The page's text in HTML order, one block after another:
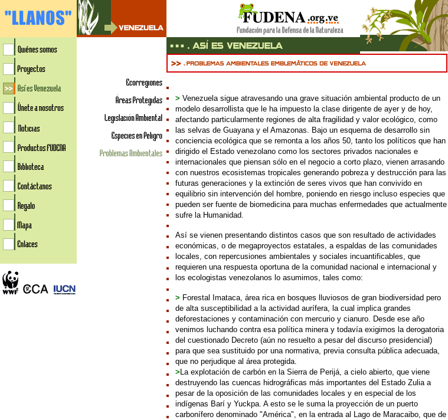
> Venezuela sigue atravesando una grave situación ambiental producto de un
modelo desarrollista que le ha impuesto la clase dirigente de ayer y de hoy,
afectando particularmente regiones de alta fragilidad y valor ecológico, como
las selvas de Guayana y el Amazonas. Bajo un esquema de desarrollo sin
conciencia ecológica que se remonta a los años 50, tanto los políticos que han
dirigido el Estado venezolano como los sectores privados nacionales e
internacionales que piensan sólo en el negocio a corto plazo, vienen arrasando
con nuestros ecosistemas tropicales generando pobreza y destrucción para las
futuras generaciones y la extinción de seres vivos que han convivido en
equilibrio sin intervención del hombre, poniendo en riesgo incluso especies que
pueden ser fuente de biomedicina para muchas enfermedades que actualmente
sufre la Humanidad.
Así se vienen presentando distintos casos que son resultado de actividades
económicas, o de megaproyectos estatales, a espaldas de las comunidades
locales, con repercusiones ambientales y sociales incuantificables, que
requieren una respuesta oportuna de la comunidad nacional e internacional y
los ecologistas venezolanos lo asumimos, tales como:
> Forestal Imataca, área rica en bosques lluviosos de gran biodiversidad pero
de alta susceptibilidad a la actividad aurífera, la cual implica grandes
deforestaciones y contaminación con mercurio y cianuro. Desde ese año
venimos luchando contra esa política minera y todavía exigimos la derogatoria
del cuestionado Decreto (aún no resuelto a pesar del discurso presidencial)
para que sea sustituido por una normativa, previa consulta pública adecuada,
que no perjudique al área protegida.
> La explotación de carbón en la Sierra de Perijá, a cielo abierto, que viene
destruyendo las cuencas hidrográficas más importantes del Estado Zulia a
pesar de la oposición de las comunidades locales y en especial de los
indígenas Barí y Yuckpa. A esto se le suma la proyección de un puerto
carbonífero denominado "América", en la entrada al Lago de Maracaibo, que de